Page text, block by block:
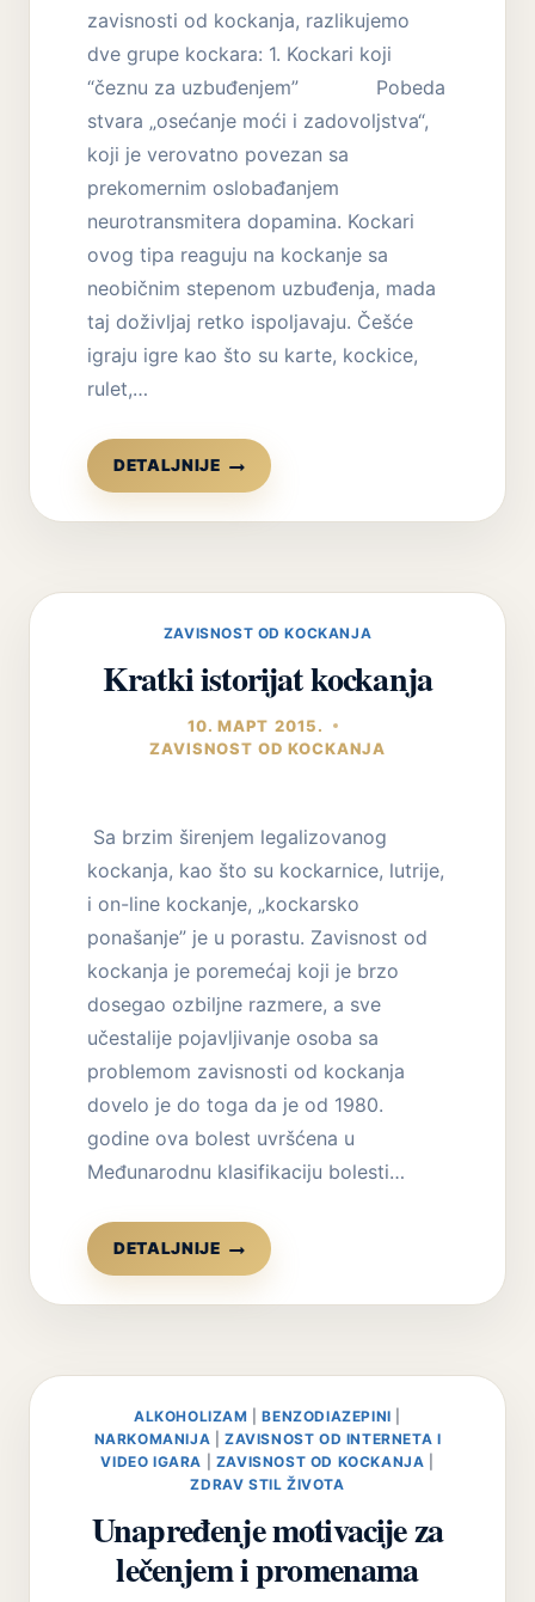
zavisnosti od kockanja, razlikujemo
dve grupe kockara: 1. Kockari koji
“čeznu za uzbuđenjem” Pobeda
stvara „osećanje moći i zadovoljstva“,
koji je verovatno povezan sa
prekomernim oslobađanjem
neurotransmitera dopamina. Kockari
ovog tipa reaguju na kockanje sa
neobičnim stepenom uzbuđenja, mada
taj doživljaj retko ispoljavaju. Češće
igraju igre kao što su karte, kockice,
rulet,…
DETALJNIJE
ZAVISNOST
OD
ZAVISNIKA
KOCKANJA
ZAVISNOST OD KOCKANJA
Kratki istorijat kockanja
10. МАРТ 2015.
ZAVISNOST OD KOCKANJA
Sa brzim širenjem legalizovanog
kockanja, kao što su kockarnice, lutrije,
i on-line kockanje, „kockarsko
ponašanje” je u porastu. Zavisnost od
kockanja je poremećaj koji je brzo
dosegao ozbiljne razmere, a sve
učestalije pojavljivanje osoba sa
problemom zavisnosti od kockanja
dovelo je do toga da je od 1980.
godine ova bolest uvršćena u
Međunarodnu klasifikaciju bolesti…
DETALJNIJE
KRATKI
ISTORIJAT
ALKOHOLIZAM |BENZODIAZEPINI
NARKOMANIJA |ZAVISNOST OD INTERNETA I
VIDEO IGARA
ZAVISNOST OD KOCKANJA
ZDRAV STIL ŽIVOTA
Unapređenje motivacije za
lečenjem i promenama